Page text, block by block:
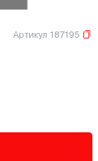
Артикул 187195